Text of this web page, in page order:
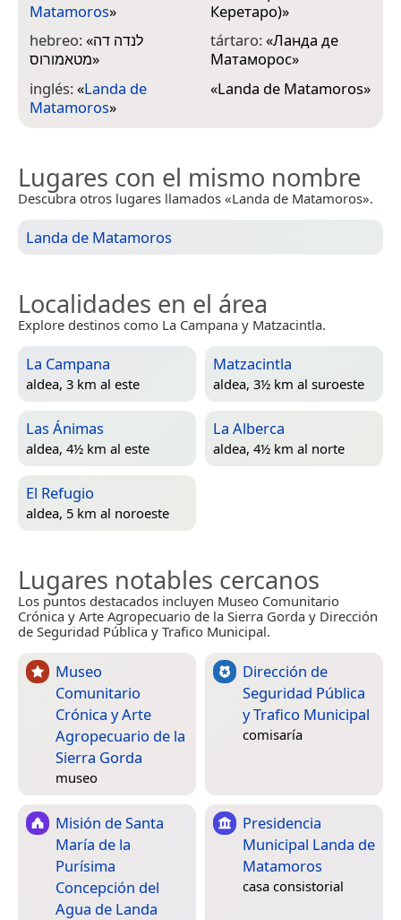
Matamoros»
hebreo:«לנדה דה
מטאמורוס»
inglés:«Landa de
Matamoros»
Керетаро)»
tártaro:«Ланда де
Матаморос»
«Landa de Matamoros»
Lugares con el mismo nombre
Descubra otros lugares llamados «Landa de Matamoros».
Landa de Matamoros
Localidades en el área
Explore destinos como La Campana y Matzacintla.
La Campana
aldea, 3 km al este
Matzacintla
aldea, 3½ km al suroeste
Las Ánimas
aldea, 4½ km al este
La Alberca
aldea, 4½ km al norte
El Refugio
aldea, 5 km al noroeste
Lugares notables cercanos
Los puntos destacados incluyen Museo Comunitario
Crónica y Arte Agropecuario de la Sierra Gorda y Dirección
de Seguridad Pública y Trafico Municipal.
Museo
Comunitario
Crónica y Arte
Agropecuario de la
Sierra Gorda
museo
Dirección de
Seguridad Pública
y Trafico Municipal
comisaría
Misión de Santa
María de la
Purísima
Concepción del
Agua de Landa
Presidencia
Municipal Landa de
Matamoros
casa consistorial